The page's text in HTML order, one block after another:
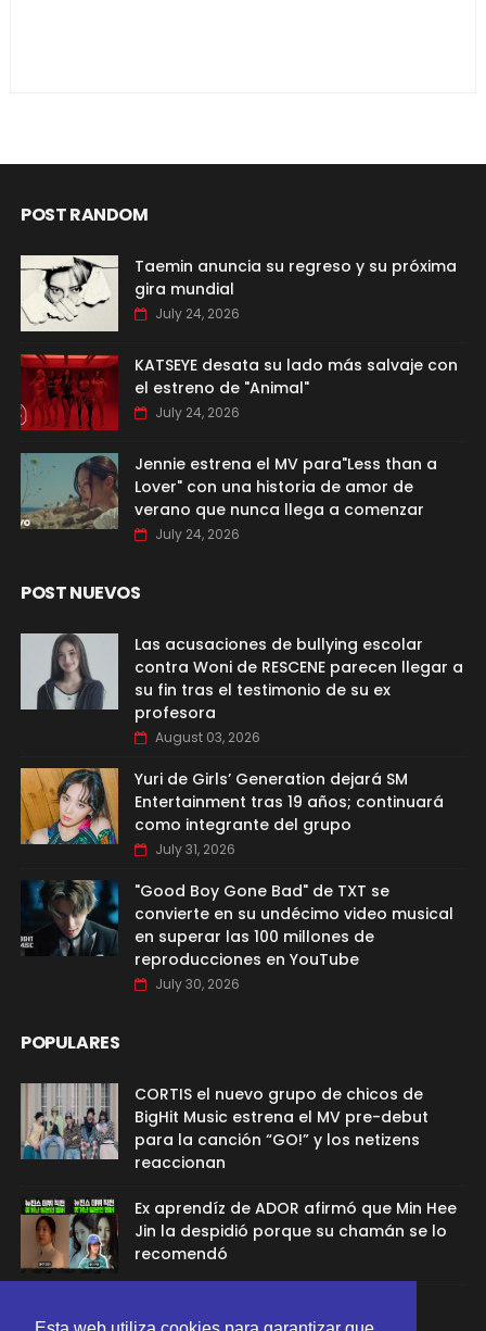
POST RANDOM
Taemin anuncia su regreso y su próxima
gira mundial
July 24, 2026
KATSEYE desata su lado más salvaje con
el estreno de "Animal"
July 24, 2026
Jennie estrena el MV para"Less than a
Lover" con una historia de amor de
verano que nunca llega a comenzar
July 24, 2026
POST NUEVOS
Las acusaciones de bullying escolar
contra Woni de RESCENE parecen llegar a
su fin tras el testimonio de su ex
profesora
August 03, 2026
Yuri de Girls’ Generation dejará SM
Entertainment tras 19 años; continuará
como integrante del grupo
July 31, 2026
"Good Boy Gone Bad" de TXT se
convierte en su undécimo video musical
en superar las 100 millones de
reproducciones en YouTube
July 30, 2026
POPULARES
CORTIS el nuevo grupo de chicos de
BigHit Music estrena el MV pre-debut
para la canción “GO!” y los netizens
reaccionan
Ex aprendíz de ADOR afirmó que Min Hee
Jin la despidió porque su chamán se lo
recomendó